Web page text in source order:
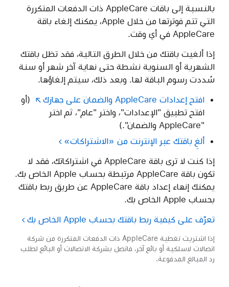
بالنسبة إلى باقات AppleCare ذات الدفعات المتكررة
التي تتم فوترتها من خلال Apple، يمكنك إلغاء باقة
AppleCare في أي وقت.
إذا ألغيت باقتك من خلال الطرق التالية، فقد تظل باقتك
الشهرية أو السنوية نشطة حتى نهاية آخر شهر أو سنة
سُددت رسوم الباقة لها. وبعد ذلك، سيتم إلغاؤها.
افتح إعدادات AppleCare والضمان على جهازك
(أو
افتح تطبيق "الإعدادات"، واختر "عام"، ثم اختر
"AppleCare والضمان".)
ألغِ باقتك عبر الإنترنت من «الاشتراكات»
إذا كنت لا ترى باقة AppleCare في اشتراكاتك، فقد لا
تكون باقة AppleCare مرتبطة بحساب Apple الخاص بك.
يمكنك إنهاء إعداد باقة AppleCare عن طريق ربط باقتك
بحساب Apple الخاص بك.
تعرّف على كيفية ربط باقتك بحساب Apple الخاص بك
إذا اشتريت تغطية AppleCare ذات الدفعات المتكررة من شركة
اتصالات لاسلكية أو بائع آخر، فاتصل بشركة الاتصالات أو البائع لطلب
رد المبالغ المدفوعة.